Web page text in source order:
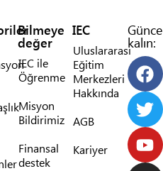
Bilmeye
değer
IEC ile
Öğrenme
Misyon
Bildirimiz
Finansal
destek
IEC
Uluslararası
Eğitim
Merkezleri
Hakkında
AGB
Kariyer
kalın: